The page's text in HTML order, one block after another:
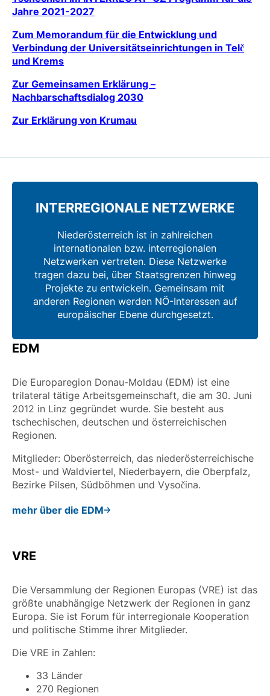
Jahre 2021-2027
Zum Memorandum für die Entwicklung und
Verbindung der Universitätseinrichtungen in Telč
und Krems
Zur Gemeinsamen Erklärung –
Nachbarschaftsdialog 2030
Zur Erklärung von Krumau
INTERREGIONALE NETZWERKE
Niederösterreich ist in zahlreichen
internationalen bzw. interregionalen
Netzwerken vertreten. Diese Netzwerke
tragen dazu bei, über Staatsgrenzen hinweg
Projekte zu entwickeln. Gemeinsam mit
anderen Regionen werden NÖ-Interessen auf
europäischer Ebene durchgesetzt.
EDM
Die Europaregion Donau-Moldau (EDM) ist eine
trilateral tätige Arbeitsgemeinschaft, die am 30. Juni
2012 in Linz gegründet wurde. Sie besteht aus
tschechischen, deutschen und österreichischen
Regionen.
Mitglieder: Oberösterreich, das niederösterreichische
Most- und Waldviertel, Niederbayern, die Oberpfalz,
Bezirke Pilsen, Südböhmen und Vysočina.
mehr über die EDM
VRE
Die Versammlung der Regionen Europas (VRE) ist das
größte unabhängige Netzwerk der Regionen in ganz
Europa. Sie ist Forum für interregionale Kooperation
und politische Stimme ihrer Mitglieder.
Die VRE in Zahlen:
33 Länder
270 Regionen